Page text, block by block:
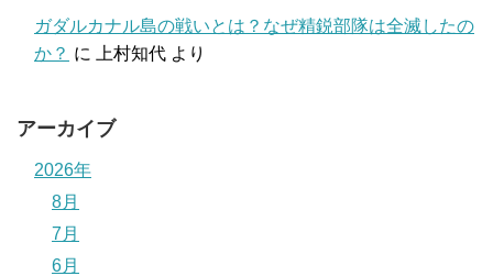
ガダルカナル島の戦いとは？なぜ精鋭部隊は全滅したの
か？ に 上村知代 より
アーカイブ
2026年
8月
7月
6月